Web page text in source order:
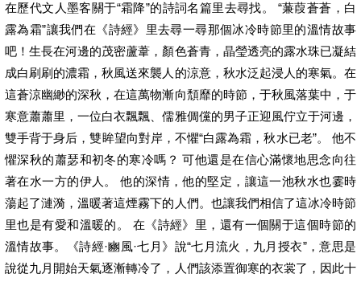
在歷代文人墨客關于“霜降”的詩詞名篇里去尋找。 “蒹葭蒼蒼，白
露為霜”讓我們在《詩經》里去尋一尋那個冰冷時節里的溫情故事
吧！生長在河邊的茂密蘆葦，顏色蒼青，晶瑩透亮的露水珠已凝結
成白刷刷的濃霜，秋風送來襲人的涼意，秋水泛起浸人的寒氣。在
這蒼涼幽緲的深秋，在這萬物漸向頹靡的時節，于秋風落葉中，于
寒意蕭蕭里，一位白衣飄飄、儒雅倜儻的男子正迎風佇立于河邊，
雙手背于身后，雙眸望向對岸，不懼“白露為霜，秋水已老”。 他不
懼深秋的蕭瑟和初冬的寒冷嗎？ 可他還是在信心滿懷地思念向往
著在水一方的伊人。 他的深情，他的堅定，讓這一池秋水也霎時
蕩起了漣漪，溫暖著這煙霧下的人們。也讓我們相信了這冰冷時節
里也是有愛和溫暖的。 在《詩經》里，還有一個關于這個時節的
溫情故事。《詩經·豳風·七月》說“七月流火，九月授衣”，意思是
說從九月開始天氣逐漸轉冷了，人們該添置御寒的衣裳了，因此十